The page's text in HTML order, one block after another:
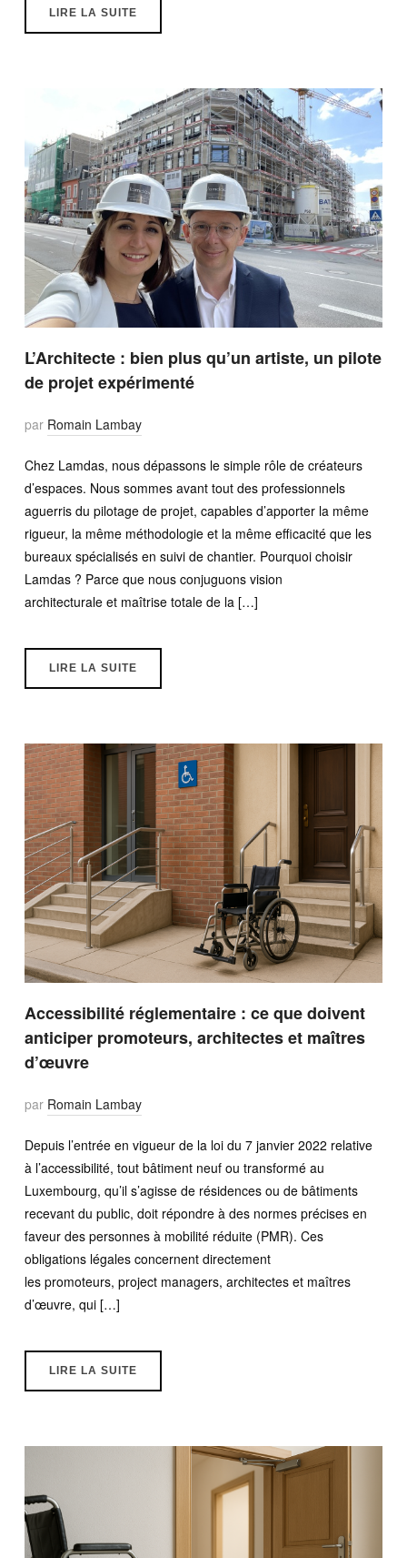
LIRE LA SUITE
L’Architecte : bien plus qu’un artiste, un pilote
de projet expérimenté
par Romain Lambay
Chez Lamdas, nous dépassons le simple rôle de créateurs
d’espaces. Nous sommes avant tout des professionnels
aguerris du pilotage de projet, capables d’apporter la même
rigueur, la même méthodologie et la même efficacité que les
bureaux spécialisés en suivi de chantier. Pourquoi choisir
Lamdas ? Parce que nous conjuguons vision
architecturale et maîtrise totale de la […]
LIRE LA SUITE
Accessibilité réglementaire : ce que doivent
anticiper promoteurs, architectes et maîtres
d’œuvre
par Romain Lambay
Depuis l’entrée en vigueur de la loi du 7 janvier 2022 relative
à l’accessibilité, tout bâtiment neuf ou transformé au
Luxembourg, qu’il s’agisse de résidences ou de bâtiments
recevant du public, doit répondre à des normes précises en
faveur des personnes à mobilité réduite (PMR). Ces
obligations légales concernent directement
les promoteurs, project managers, architectes et maîtres
d’œuvre, qui […]
LIRE LA SUITE